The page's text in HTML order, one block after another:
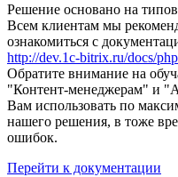
Решение основано на
Всем клиентам мы
ознакомиться с
http://dev.1c-bitrix.ru/docs/
Обратите внимание на
"Контент-менеджерам" и
Вам использовать по
нашего решения, в тоже
ошибок.
Перейти к документации